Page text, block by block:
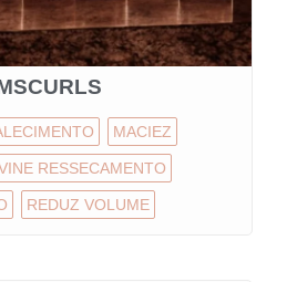
MACIEZ
RESSECAMENTO
REDUZ VOLUME